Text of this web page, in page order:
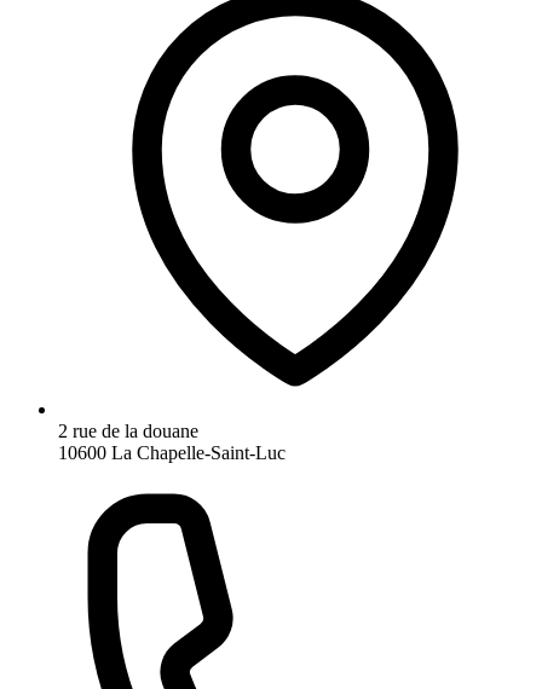
2 rue de la douane
10600 La Chapelle-Saint-Luc